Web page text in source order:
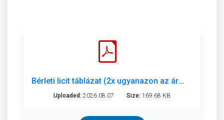
Bérleti licit táblázat (2x ugyanazon az áron meghirdetett).pdf
Uploaded: 2026.08.07 Size: 169.68 KB